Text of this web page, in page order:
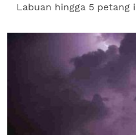
Labuan hingga 5 petang
memaklumkan negeri...